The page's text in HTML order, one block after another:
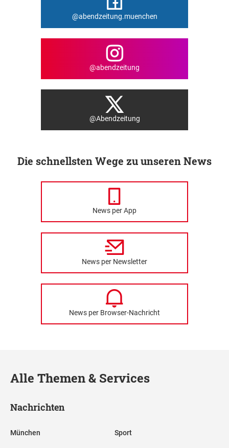
@abendzeitung.muenchen
@abendzeitung
@Abendzeitung
Die schnellsten Wege zu unseren News
News per App
News per Newsletter
News per Browser-Nachricht
Alle Themen & Services
Nachrichten
München Sport